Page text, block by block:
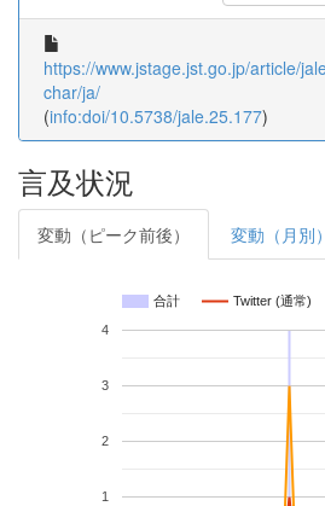
https://www.jstage.jst.go.jp/article/
char/ja/
(info:doi/10.5738/jale.25.177)
言及状況
変動（ピーク前後） 変動（月別）
合計 Twitter (通常)
1
2
3
4